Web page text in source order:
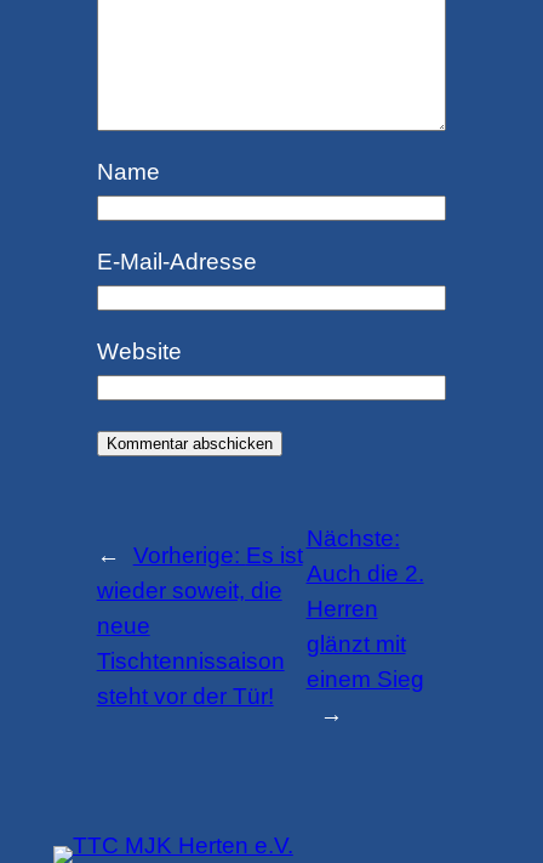
Name
E-Mail-Adresse
Website
← Vorherige: Es ist
wieder soweit, die
neue
Tischtennissaison
steht vor der Tür!
Nächste:
Auch die 2.
Herren
glänzt mit
einem Sieg
→